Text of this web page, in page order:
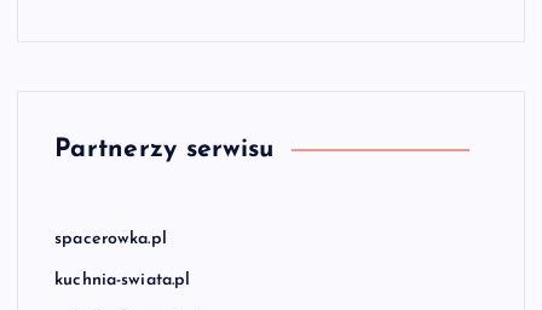
Partnerzy serwisu
spacerowka.pl
kuchnia-swiata.pl